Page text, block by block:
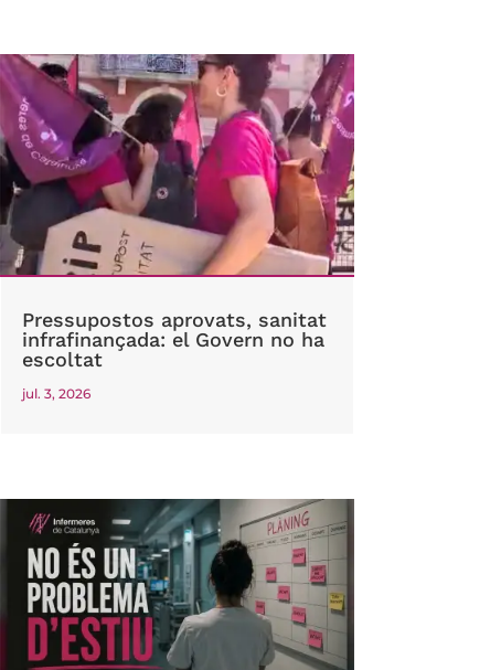
Pressupostos aprovats, sanitat
infrafinançada: el Govern no ha
escoltat
jul. 3, 2026